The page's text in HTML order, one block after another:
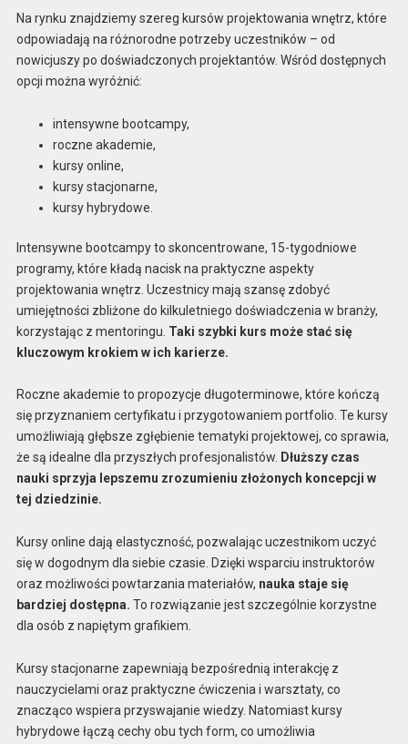
Na rynku znajdziemy szereg kursów projektowania wnętrz, które
odpowiadają na różnorodne potrzeby uczestników – od
nowicjuszy po doświadczonych projektantów. Wśród dostępnych
opcji można wyróżnić:
intensywne bootcampy,
roczne akademie,
kursy online,
kursy stacjonarne,
kursy hybrydowe.
Intensywne bootcampy to skoncentrowane, 15-tygodniowe
programy, które kładą nacisk na praktyczne aspekty
projektowania wnętrz. Uczestnicy mają szansę zdobyć
umiejętności zbliżone do kilkuletniego doświadczenia w branży,
korzystając z mentoringu. Taki szybki kurs może stać się
kluczowym krokiem w ich karierze.
Roczne akademie to propozycje długoterminowe, które kończą
się przyznaniem certyfikatu i przygotowaniem portfolio. Te kursy
umożliwiają głębsze zgłębienie tematyki projektowej, co sprawia,
że są idealne dla przyszłych profesjonalistów. Dłuższy czas
nauki sprzyja lepszemu zrozumieniu złożonych koncepcji w
tej dziedzinie.
Kursy online dają elastyczność, pozwalając uczestnikom uczyć
się w dogodnym dla siebie czasie. Dzięki wsparciu instruktorów
oraz możliwości powtarzania materiałów, nauka staje się
bardziej dostępna. To rozwiązanie jest szczególnie korzystne
dla osób z napiętym grafikiem.
Kursy stacjonarne zapewniają bezpośrednią interakcję z
nauczycielami oraz praktyczne ćwiczenia i warsztaty, co
znacząco wspiera przyswajanie wiedzy. Natomiast kursy
hybrydowe łączą cechy obu tych form, co umożliwia